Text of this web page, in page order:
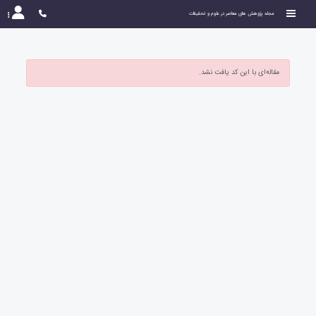
مجله پژوهش های معاصر در علوم و تحقیقات
مقاله‌ای با این کد یافت نشد.